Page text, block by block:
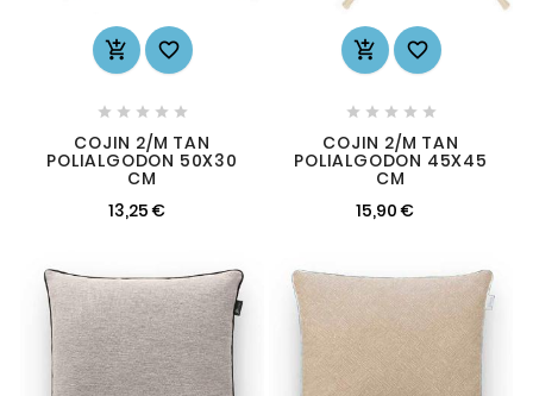
 
    
COJIN 2/M TAN
POLIALGODON 50X30
CM
13,25 €
 
    
COJIN 2/M TAN
POLIALGODON 45X45
CM
15,90 €